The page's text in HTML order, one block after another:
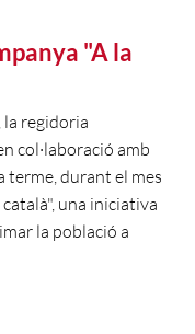
"A la
la regidoria
col·laboració amb
terme, durant el mes
una iniciativa
la població a